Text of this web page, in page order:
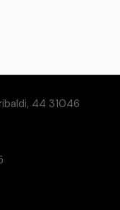
44 31046